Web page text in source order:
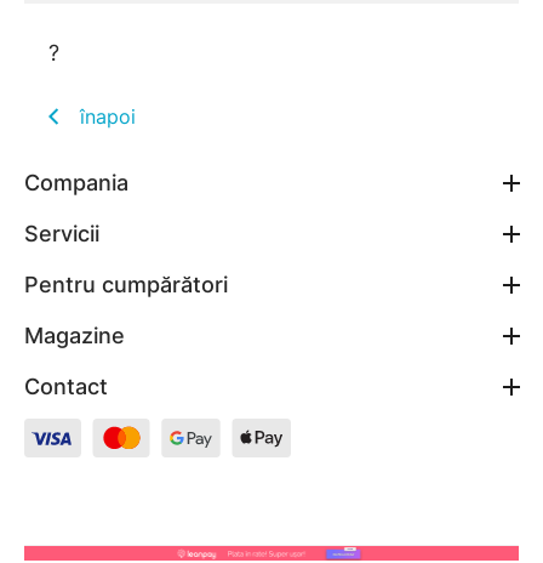
?
înapoi
Compania
Servicii
Pentru cumpărători
Magazine
Contact